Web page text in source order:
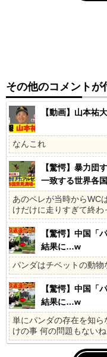
その他のコメントが
【動画】山本祐
なんこれ
【驚愕】暴力団
一致する世界各
あのペレが当時からWC
けだけに走りすぎて終わ
【驚愕】中国「
結果に…w
パンダはチベットの動物
【驚愕】中国「
結果に…w
単にパンダの存在を知
けの事 何の問題もないね